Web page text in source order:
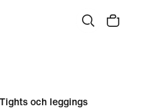
Tights och leggings